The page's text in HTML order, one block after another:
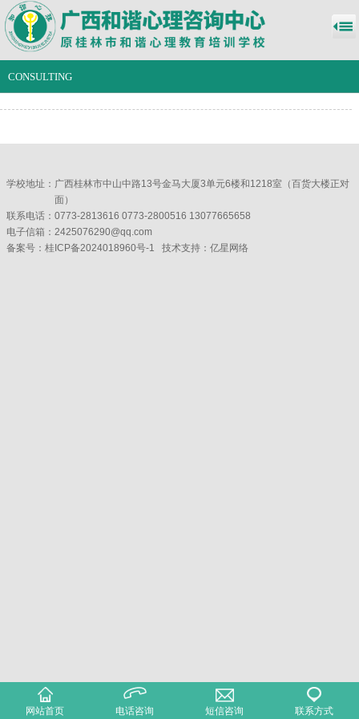
CONSULTING
学校地址： 广西桂林市中山中路13号金马大厦3单元6楼和1218室（百货大楼正对
面）
联系电话：0773-2813616 0773-2800516 13077665658
电子信箱：2425076290@qq.com
备案号： 桂ICP备2024018960号-1 技术支持： 亿星网络
网站首页 电话咨询 短信咨询 联系方式